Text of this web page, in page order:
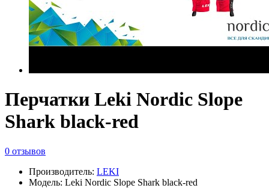
Перчатки Leki Nordic Slope
Shark black-red
0 отзывов
Производитель: LEKI
Модель: Leki Nordic Slope Shark black-red